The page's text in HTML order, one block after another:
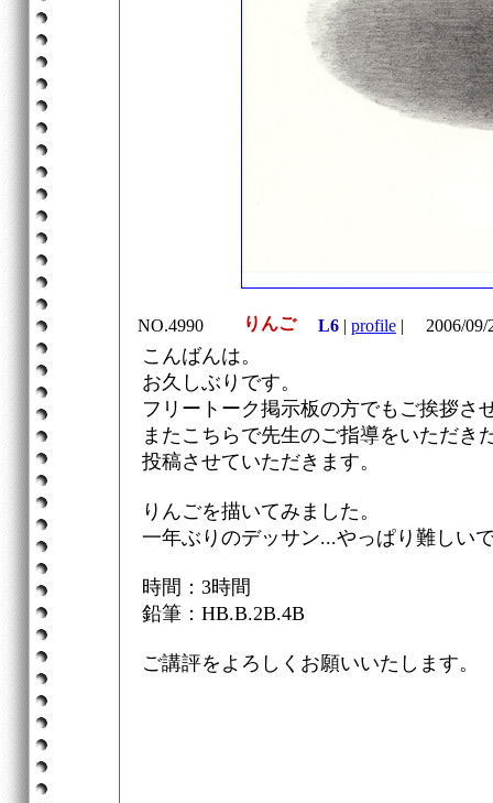
NO.4990 りんご L6 | profile | 2006/09/
こんばんは。
お久しぶりです。
フリートーク掲示板の方でもご挨拶さ
またこちらで先生のご指導をいただき
投稿させていただきます。
りんごを描いてみました。
一年ぶりのデッサン...やっぱり難しい
時間：3時間
鉛筆：HB.B.2B.4B
ご講評をよろしくお願いいたします。